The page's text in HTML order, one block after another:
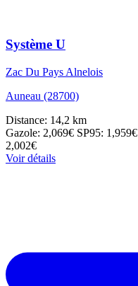
Système U
Zac Du Pays Alnelois
Auneau (28700)
Distance: 14,2 km
Gazole: 2,069€ SP95: 1,959€
2,002€
Voir détails